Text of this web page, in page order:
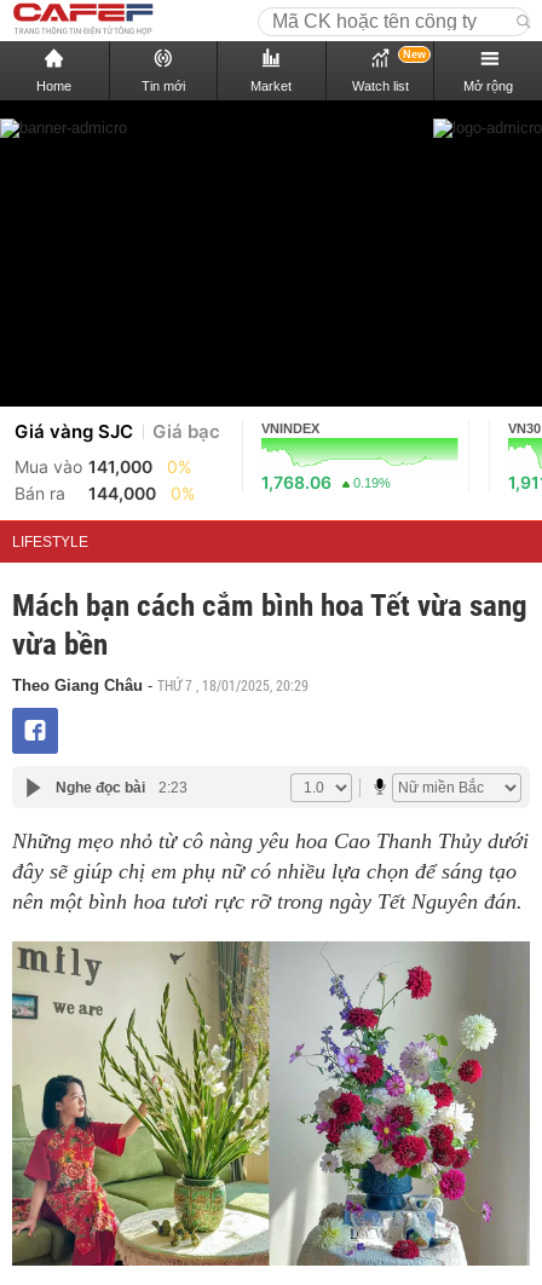
Home Tin mới Market Watch list
New
Mở rộng
Giá vàng SJC Giá bạc
Mua vào 141,000
0%
Bán ra
144,000 0%
VNINDEX
1,768.06 0.19%
VN30
LIFESTYLE
Mách bạn cách cắm bình hoa Tết vừa sang
vừa bền
Theo Giang Châu - THỨ 7 , 18/01/2025, 20:29
Nghe đọc bài 2:23
Những mẹo nhỏ từ cô nàng yêu hoa Cao Thanh Thủy dưới
đây sẽ giúp chị em phụ nữ có nhiều lựa chọn để sáng tạo
nên một bình hoa tươi rực rỡ trong ngày Tết Nguyên đán.